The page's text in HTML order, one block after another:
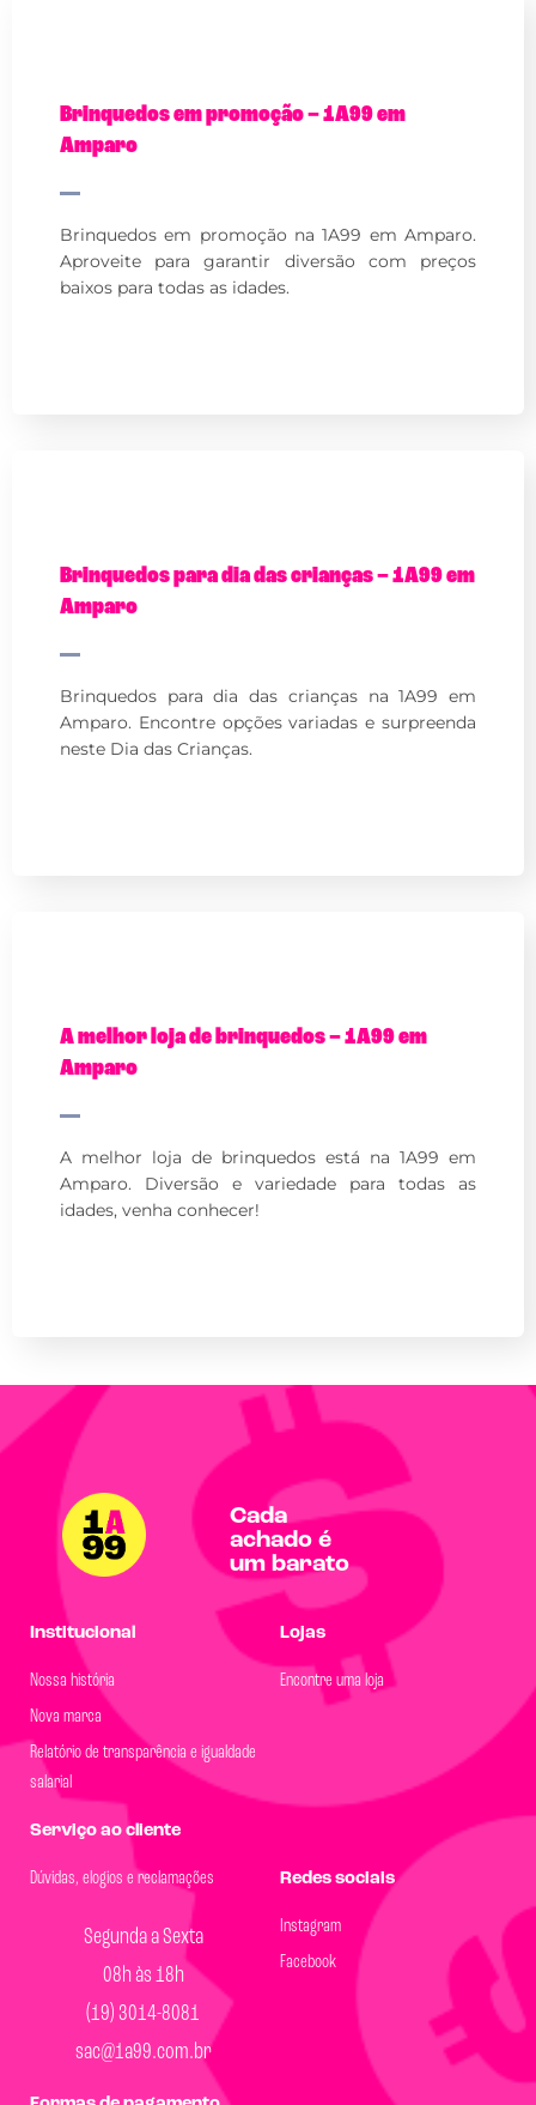
Brinquedos em promoção – 1A99 em
Amparo
Brinquedos em promoção na 1A99 em Amparo.
Aproveite para garantir diversão com preços
baixos para todas as idades.
Brinquedos para dia das crianças – 1A99 em
Amparo
Brinquedos para dia das crianças na 1A99 em
Amparo. Encontre opções variadas e surpreenda
neste Dia das Crianças.
A melhor loja de brinquedos – 1A99 em
Amparo
A melhor loja de brinquedos está na 1A99 em
Amparo. Diversão e variedade para todas as
idades, venha conhecer!
Cada
achado é
um barato
Institucional
Nossa história
Nova marca
Relatório de transparência e igualdade
salarial
Lojas
Encontre uma loja
Serviço ao cliente
Dúvidas, elogios e reclamações
Segunda a Sexta
08h às 18h
(19) 3014-8081
sac@1a99.com.br
Redes sociais
Instagram
Facebook